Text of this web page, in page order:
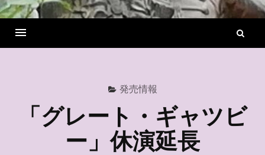
ッ
発売情報
「グレート・ギャツビ
ー」休演延長